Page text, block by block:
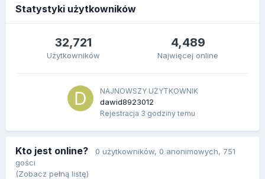
Statystyki użytkowników
32,721
Użytkowników
4,489
Najwięcej online
NAJNOWSZY UŻYTKOWNIK
dawid8923012
Rejestracja 3 godziny temu
Kto jest online? 0 użytkowników, 0 anonimowych, 751
gości
(Zobacz pełną listę)